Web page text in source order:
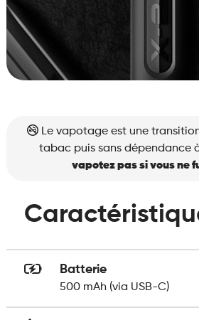
Le vapotage est une
tabac puis sans dépendance
vapotez pas si vous ne
Batterie
500 mAh (via USB-C)